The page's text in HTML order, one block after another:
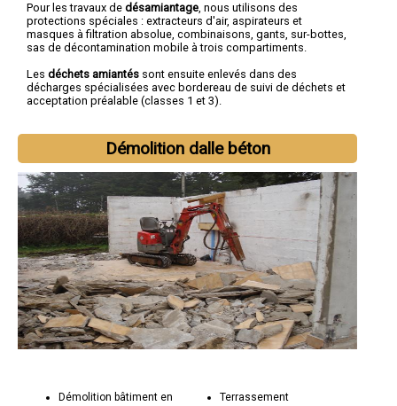
Pour les travaux de désamiantage, nous utilisons des
protections spéciales : extracteurs d'air, aspirateurs et
masques à filtration absolue, combinaisons, gants, sur-bottes,
sas de décontamination mobile à trois compartiments.
Les déchets amiantés sont ensuite enlevés dans des
décharges spécialisées avec bordereau de suivi de déchets et
acceptation préalable (classes 1 et 3).
Démolition dalle béton
Démolition bâtiment en
Terrassement